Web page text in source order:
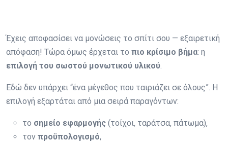
Έχεις αποφασίσει να μονώσεις το σπίτι σου — εξαιρετική
απόφαση! Τώρα όμως έρχεται το πιο κρίσιμο βήμα: η
επιλογή του σωστού μονωτικού υλικού.
Εδώ δεν υπάρχει “ένα μέγεθος που ταιριάζει σε όλους”. Η
επιλογή εξαρτάται από μια σειρά παραγόντων:
το σημείο εφαρμογής (τοίχοι, ταράτσα, πάτωμα),
τον προϋπολογισμό,